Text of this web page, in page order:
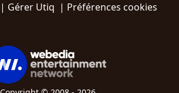
| Gérer Utiq | Préférences cookies